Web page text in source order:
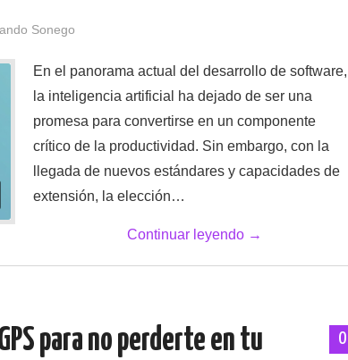
Sonego
En el panorama actual del desarrollo de software,
la inteligencia artificial ha dejado de ser una
promesa para convertirse en un componente
crítico de la productividad. Sin embargo, con la
llegada de nuevos estándares y capacidades de
extensión, la elección…
Continuar leyendo →
0
para no perderte en tu